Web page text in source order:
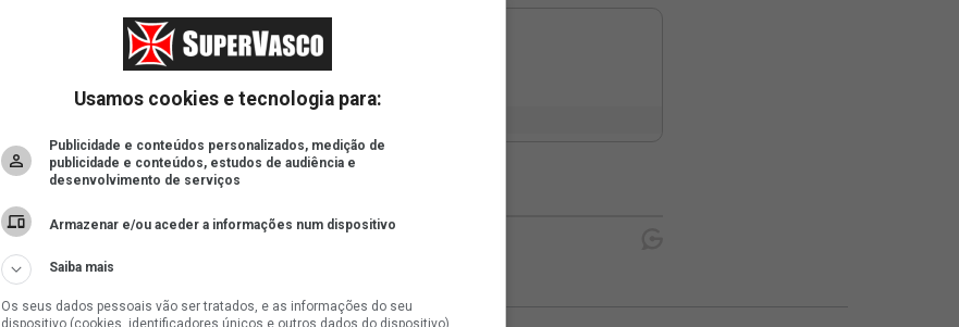
Usamos cookies e tecnologia para:
Publicidade e conteúdos personalizados, medição de
publicidade e conteúdos, estudos de audiência e
desenvolvimento de serviços
Armazenar e/ou aceder a informações num dispositivo
Saiba mais
Os seus dados pessoais vão ser tratados, e as informações do seu
dispositivo (cookies, identificadores únicos e outros dados do dispositivo)